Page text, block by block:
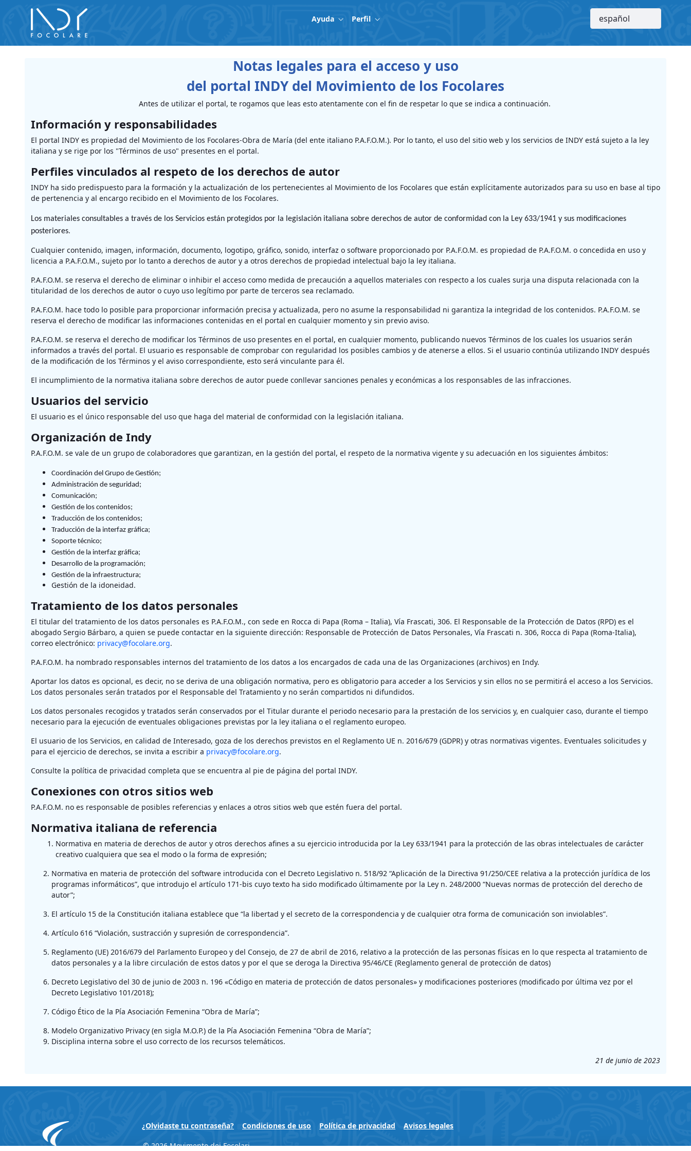
Saltar al contenido principal
Ayuda
Perfil
Notas legales para el acceso y uso
del portal INDY del Movimiento de los Focolares
Antes de utilizar el portal, te rogamos que leas esto atentamente con el fin de respetar lo que se indica a continuación.
Información y responsabilidades
El portal INDY es propiedad del Movimiento de los Focolares-Obra de María (del ente italiano P.A.F.O.M.). Por lo tanto, el uso del sitio web y los servicios de INDY está sujeto a la ley
italiana y se rige por los "Términos de uso" presentes en el portal.
Perfiles vinculados al respeto de los derechos de autor
INDY ha sido predispuesto para la formación y la actualización de los pertenecientes al Movimiento de los Focolares que están explícitamente autorizados para su uso en base al tipo
de pertenencia y al encargo recibido en el Movimiento de los Focolares.
Los materiales consultables a través de los Servicios están protegidos por la legislación italiana sobre derechos de autor de conformidad con la Ley 633/1941 y sus modificaciones
posteriores.
Cualquier contenido, imagen, información, documento, logotipo, gráfico, sonido, interfaz o software proporcionado por P.A.F.O.M. es propiedad de P.A.F.O.M. o concedida en uso y
licencia a P.A.F.O.M., sujeto por lo tanto a derechos de autor y a otros derechos de propiedad intelectual bajo la ley italiana.
P.A.F.O.M. se reserva el derecho de eliminar o inhibir el acceso como medida de precaución a aquellos materiales con respecto a los cuales surja una disputa relacionada con la
titularidad de los derechos de autor o cuyo uso legítimo por parte de terceros sea reclamado.
P.A.F.O.M. hace todo lo posible para proporcionar información precisa y actualizada, pero no asume la responsabilidad ni garantiza la integridad de los contenidos. P.A.F.O.M. se
reserva el derecho de modificar las informaciones contenidas en el portal en cualquier momento y sin previo aviso.
P.A.F.O.M. se reserva el derecho de modificar los Términos de uso presentes en el portal, en cualquier momento, publicando nuevos Términos de los cuales los usuarios serán
informados a través del portal. El usuario es responsable de comprobar con regularidad los posibles cambios y de atenerse a ellos. Si el usuario continúa utilizando INDY después
de la modificación de los Términos y el aviso correspondiente, esto será vinculante para él.
El incumplimiento de la normativa italiana sobre derechos de autor puede conllevar sanciones penales y económicas a los responsables de las infracciones.
Usuarios del servicio
El usuario es el único responsable del uso que haga del material de conformidad con la legislación italiana.
Organización de Indy
P.A.F.O.M. se vale de un grupo de colaboradores que garantizan, en la gestión del portal, el respeto de la normativa vigente y su adecuación en los siguientes ámbitos:
Coordinación del Grupo de Gestión;
Administración de seguridad;
Comunicación;
Gestión de los contenidos;
Traducción de los contenidos;
Traducción de la interfaz gráfica;
Soporte técnico;
Gestión de la interfaz gráfica;
Desarrollo de la programación;
Gestión de la infraestructura;
Gestión de la idoneidad.
Tratamiento de los datos personales
El titular del tratamiento de los datos personales es P.A.F.O.M., con sede en Rocca di Papa (Roma – Italia), Vía Frascati, 306. El Responsable de la Protección de Datos (RPD) es el
abogado Sergio Bárbaro, a quien se puede contactar en la siguiente dirección: Responsable de Protección de Datos Personales, Vía Frascati n. 306, Rocca di Papa (Roma-Italia),
correo electrónico: privacy@focolare.org.
P.A.F.O.M. ha nombrado responsables internos del tratamiento de los datos a los encargados de cada una de las Organizaciones (archivos) en Indy.
Aportar los datos es opcional, es decir, no se deriva de una obligación normativa, pero es obligatorio para acceder a los Servicios y sin ellos no se permitirá el acceso a los Servicios.
Los datos personales serán tratados por el Responsable del Tratamiento y no serán compartidos ni difundidos.
Los datos personales recogidos y tratados serán conservados por el Titular durante el periodo necesario para la prestación de los servicios y, en cualquier caso, durante el tiempo
necesario para la ejecución de eventuales obligaciones previstas por la ley italiana o el reglamento europeo.
El usuario de los Servicios, en calidad de Interesado, goza de los derechos previstos en el Reglamento UE n. 2016/679 (GDPR) y otras normativas vigentes. Eventuales solicitudes y
para el ejercicio de derechos, se invita a escribir a privacy@focolare.org.
Consulte la política de privacidad completa que se encuentra al pie de página del portal INDY.
Conexiones con otros sitios web
P.A.F.O.M. no es responsable de posibles referencias y enlaces a otros sitios web que estén fuera del portal.
Normativa italiana de referencia
Normativa en materia de derechos de autor y otros derechos afines a su ejercicio introducida por la Ley 633/1941 para la protección de las obras intelectuales de carácter
creativo cualquiera que sea el modo o la forma de expresión;
Normativa en materia de protección del software introducida con el Decreto Legislativo n. 518/92 “Aplicación de la Directiva 91/250/CEE relativa a la protección jurídica de los
programas informáticos”, que introdujo el artículo 171-bis cuyo texto ha sido modificado últimamente por la Ley n. 248/2000 “Nuevas normas de protección del derecho de
autor”;
El artículo 15 de la Constitución italiana establece que “la libertad y el secreto de la correspondencia y de cualquier otra forma de comunicación son inviolables”.
Artículo 616 “Violación, sustracción y supresión de correspondencia”.
Reglamento (UE) 2016/679 del Parlamento Europeo y del Consejo, de 27 de abril de 2016, relativo a la protección de las personas físicas en lo que respecta al tratamiento de
datos personales y a la libre circulación de estos datos y por el que se deroga la Directiva 95/46/CE (Reglamento general de protección de datos)
Decreto Legislativo del 30 de junio de 2003 n. 196 «Código en materia de protección de datos personales» y modificaciones posteriores (modificado por última vez por el
Decreto Legislativo 101/2018);
Código Ético de la Pía Asociación Femenina “Obra de María”;
Modelo Organizativo Privacy (en sigla M.O.P.) de la Pía Asociación Femenina “Obra de María”;
Disciplina interna sobre el uso correcto de los recursos telemáticos.
21 de junio de 2023
¿Olvidaste tu contraseña? Condiciones de uso Política de privacidad Avisos legales
© 2026 Movimento dei Focolari